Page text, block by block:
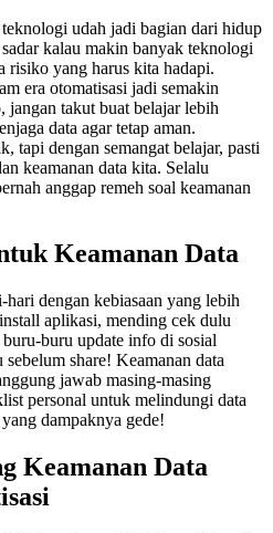
udah jadi bagian dari hidup
kalau makin banyak teknologi
risiko yang harus kita hadapi.
era otomatisasi jadi semakin
takut buat belajar lebih
data agar tetap aman.
tapi dengan semangat belajar, pasti
keamanan data kita. Selalu
anggap remeh soal keamanan
Keamanan Data
dengan kebiasaan yang lebih
aplikasi, mending cek dulu
buru update info di sosial
share! Keamanan data
jawab masing-masing
personal untuk melindungi data
dampaknya gede!
Keamanan Data